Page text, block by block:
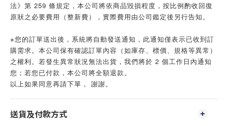
法》第 259 條規定，本公司將依商品毀損程度，按比例酌收回復
原狀之必要費用（整新費），實際費用由公司鑑定後另行告知。
※您的訂單送出後，系統將自動發送通知，此通知僅表示已收到訂
購需求。本公司保有確認訂單內容（如庫存、標價、規格等異常）
之權利。若發生異常狀況無法出貨，我們將於 2 個工作日內通知
您；若您已付款，本公司將全額退款。
以上如果同意再請下單， 謝謝。
送貨及付款方式